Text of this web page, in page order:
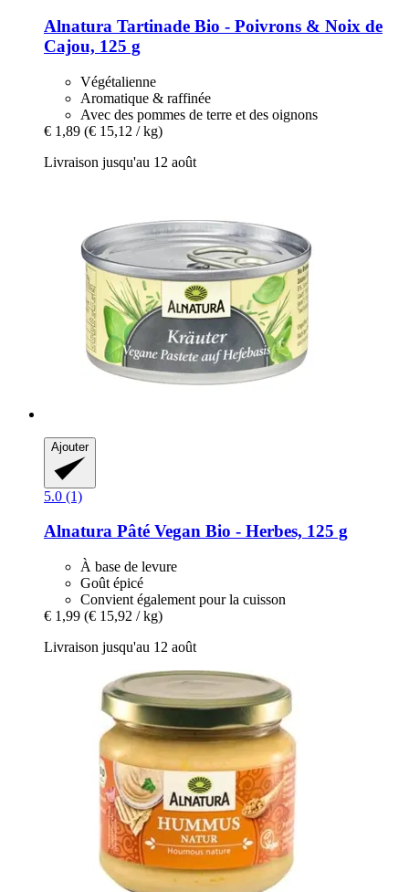
Alnatura Tartinade Bio -​ Poivrons & Noix de
Cajou, 125 g
Végétalienne
Aromatique & raffinée
Avec des pommes de terre et des oignons
€ 1,89 (€ 15,12 / kg)
Livraison jusqu'au 12 août
Ajouter
5.0 (1)
Alnatura Pâté Vegan Bio -​ Herbes, 125 g
À base de levure
Goût épicé
Convient également pour la cuisson
€ 1,99 (€ 15,92 / kg)
Livraison jusqu'au 12 août